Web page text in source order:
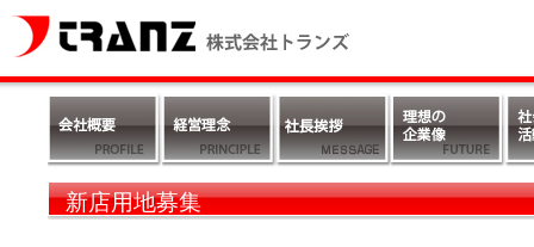
新店用地募集